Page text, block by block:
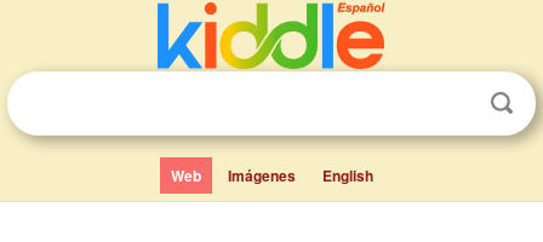
Web Imágenes English